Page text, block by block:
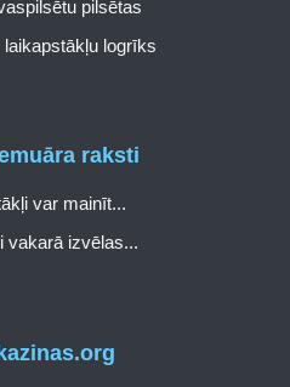
pilsētas
logrīks
raksti
var mainīt...
vakarā izvēlas...